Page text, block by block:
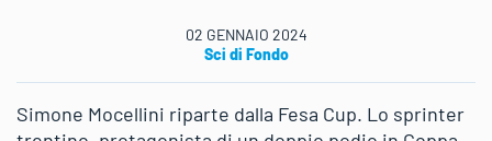
02 GENNAIO 2024
Sci di Fondo
Simone Mocellini riparte dalla Fesa Cup. Lo sprinter